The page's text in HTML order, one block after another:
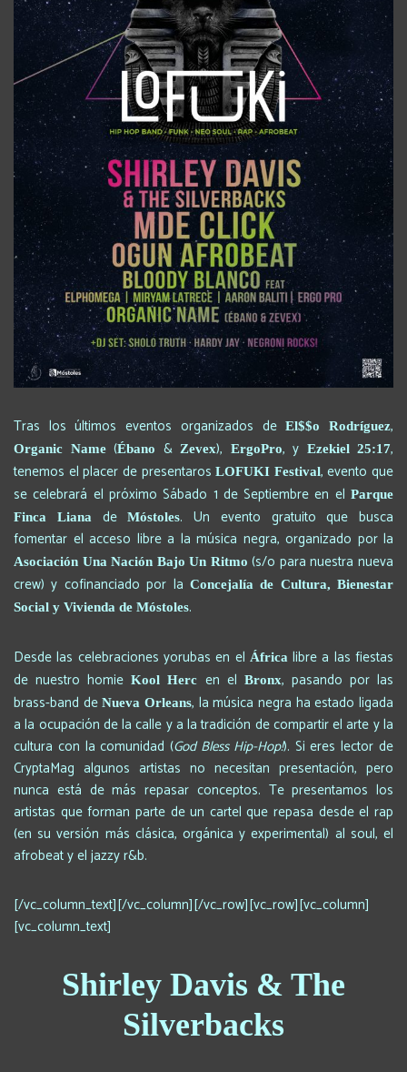
Tras los últimos eventos organizados deEl$$o Rodríguez,
Organic Name(Ébano & Zevex), ErgoPro, y Ezekiel 25:17,
tenemos el placer de presentarosLOFUKI Festival, evento que
se celebrará el próximo Sábado 1 de Septiembre en el Parque
Finca LianadeMóstoles. Un evento gratuito que busca
fomentar el acceso libre a la música negra, organizado por la
Asociación Una Nación Bajo Un Ritmo (s/o para nuestra nueva
crew) y cofinanciado por la Concejalía de Cultura, Bienestar
Social y Vivienda de Móstoles.
Desde las celebraciones yorubas en el Áfricalibre a las fiestas
de nuestro homieKool Herc en el Bronx, pasando por las
brass-band deNueva Orleans, la música negra ha estado ligada
a la ocupación de la calle y a la tradición de compartir el arte y la
cultura con la comunidad (God Bless Hip-Hop!). Si eres lector de
CryptaMag algunos artistas no necesitan presentación, pero
nunca está de más repasar conceptos. Te presentamos los
artistas que forman parte de un cartel que repasa desde el rap
(en su versión más clásica, orgánica y experimental) al soul, el
afrobeat y el jazzy r&b.
[/vc_column_text][/vc_column][/vc_row][vc_row][vc_column]
[vc_column_text]
Shirley Davis & The
Silverbacks